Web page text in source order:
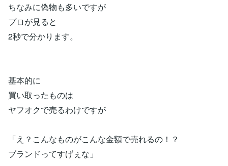
ちなみに偽物も多いですが
プロが見ると
2秒で分かります。
基本的に
買い取ったものは
ヤフオクで売るわけですが
「え？こんなものがこんな金額で売れるの！？
ブランドってすげぇな」